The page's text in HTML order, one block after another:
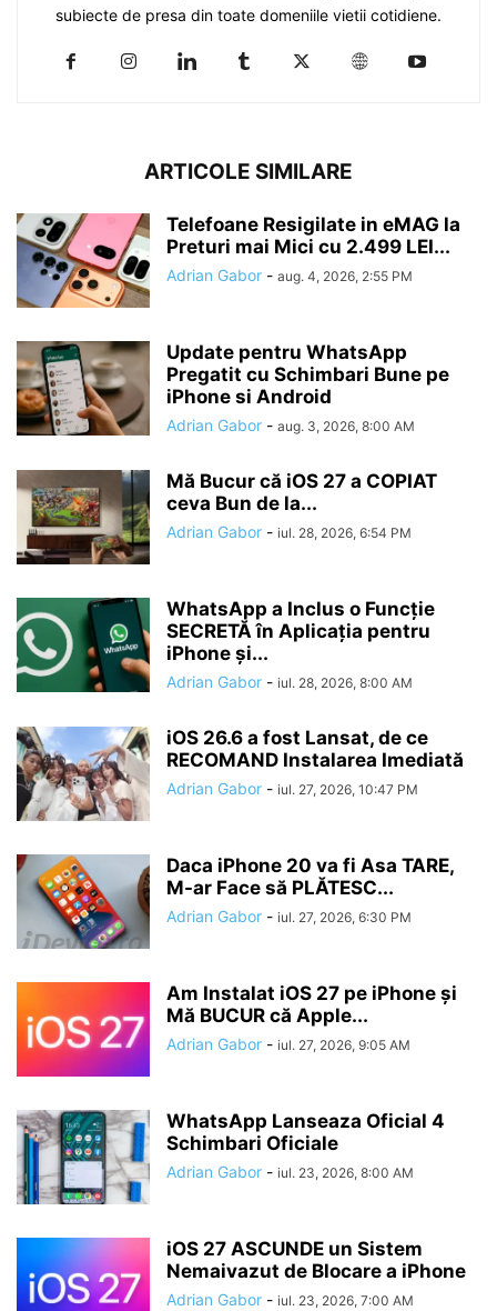
subiecte de presa din toate domeniile vietii cotidiene.
ARTICOLE SIMILARE
Telefoane Resigilate in eMAG la
Preturi mai Mici cu 2.499 LEI...
Adrian Gabor - aug. 4, 2026, 2:55 PM
Update pentru WhatsApp
Pregatit cu Schimbari Bune pe
iPhone si Android
Adrian Gabor - aug. 3, 2026, 8:00 AM
Mă Bucur că iOS 27 a COPIAT
ceva Bun de la...
Adrian Gabor - iul. 28, 2026, 6:54 PM
WhatsApp a Inclus o Funcție
SECRETĂ în Aplicația pentru
iPhone și...
Adrian Gabor - iul. 28, 2026, 8:00 AM
iOS 26.6 a fost Lansat, de ce
RECOMAND Instalarea Imediată
Adrian Gabor - iul. 27, 2026, 10:47 PM
Daca iPhone 20 va fi Asa TARE,
M-ar Face să PLĂTESC...
Adrian Gabor - iul. 27, 2026, 6:30 PM
Am Instalat iOS 27 pe iPhone și
Mă BUCUR că Apple...
Adrian Gabor - iul. 27, 2026, 9:05 AM
WhatsApp Lanseaza Oficial 4
Schimbari Oficiale
Adrian Gabor - iul. 23, 2026, 8:00 AM
iOS 27 ASCUNDE un Sistem
Nemaivazut de Blocare a iPhone
Adrian Gabor - iul. 23, 2026, 7:00 AM